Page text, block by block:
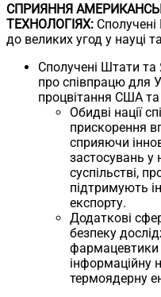
СПРИЯННЯ
ТЕХНОЛОГІЯХ:
до великих угод у науці
Сполучені Штати
про співпрацю для
процвітання США та
Обидві нації
прискорення
сприяючи
застосувань у
суспільстві,
підтримують
експорту.
Додаткові
безпеку
фармацевтики
інформаційну
термоядерну